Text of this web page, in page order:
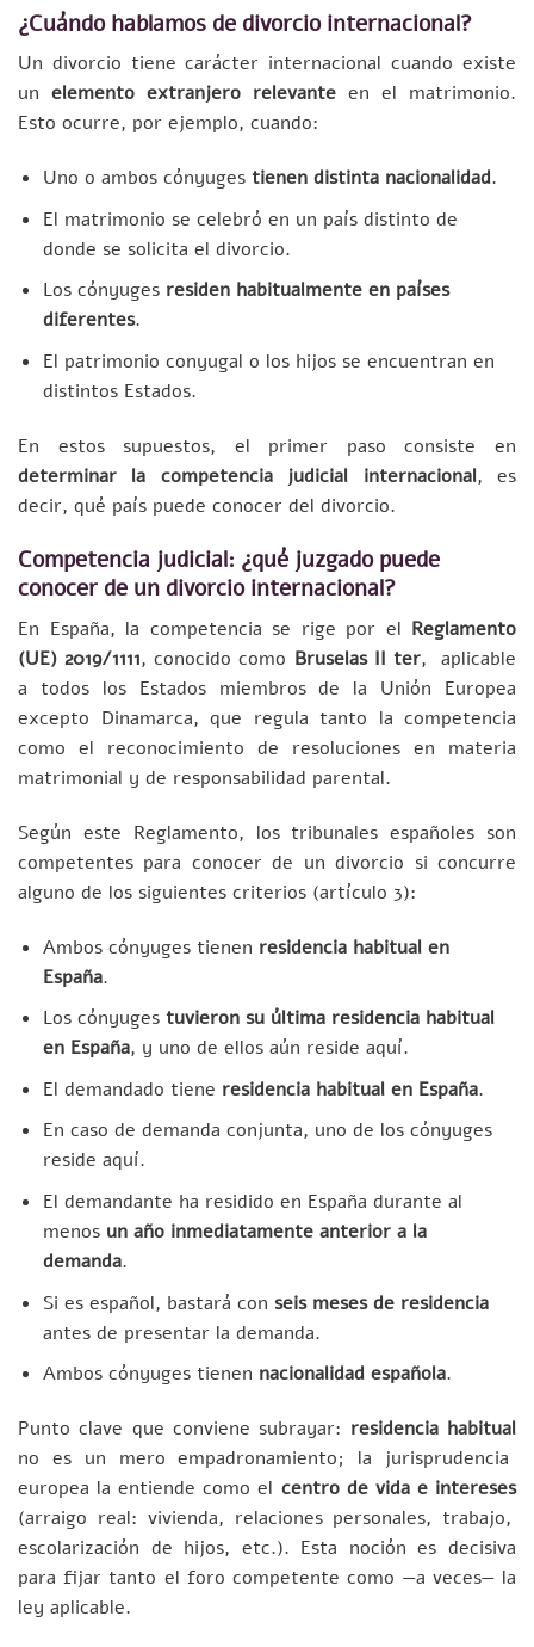
¿Cuándo hablamos de divorcio internacional?
Un divorcio tiene carácter internacional cuando existe
un elemento extranjero relevante en el matrimonio.
Esto ocurre, por ejemplo, cuando:
Uno o ambos cónyuges tienen distinta nacionalidad.
El matrimonio se celebró en un país distinto de
donde se solicita el divorcio.
Los cónyuges residen habitualmente en países
diferentes.
El patrimonio conyugal o los hijos se encuentran en
distintos Estados.
En estos supuestos, el primer paso consiste en
determinar la competencia judicial internacional, es
decir, qué país puede conocer del divorcio.
Competencia judicial: ¿qué juzgado puede
conocer de un divorcio internacional?
En España, la competencia se rige por el Reglamento
(UE) 2019/1111, conocido como Bruselas II ter, aplicable
a todos los Estados miembros de la Unión Europea
excepto Dinamarca, que regula tanto la competencia
como el reconocimiento de resoluciones en materia
matrimonial y de responsabilidad parental.
Según este Reglamento, los tribunales españoles son
competentes para conocer de un divorcio si concurre
alguno de los siguientes criterios (artículo 3):
Ambos cónyuges tienen residencia habitual en
España.
Los cónyuges tuvieron su última residencia habitual
en España, y uno de ellos aún reside aquí.
El demandado tiene residencia habitual en España.
En caso de demanda conjunta, uno de los cónyuges
reside aquí.
El demandante ha residido en España durante al
menos un año inmediatamente anterior a la
demanda.
Si es español, bastará con seis meses de residencia
antes de presentar la demanda.
Ambos cónyuges tienen nacionalidad española.
Punto clave que conviene subrayar: residencia habitual
no es un mero empadronamiento; la jurisprudencia
europea la entiende como el centro de vida e intereses
(arraigo real: vivienda, relaciones personales, trabajo,
escolarización de hijos, etc.). Esta noción es decisiva
para fijar tanto el foro competente como —a veces— la
ley aplicable.